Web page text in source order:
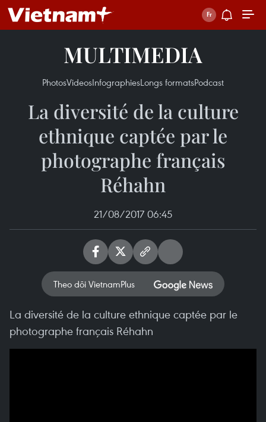
MULTIMEDIA
PhotosVideosInfographiesLongs formatsPodcast
La diversité de la culture
ethnique captée par le
photographe français
Réhahn
21/08/2017 06:45
Theo dõi VietnamPlus
La diversité de la culture ethnique captée par le
photographe français Réhahn